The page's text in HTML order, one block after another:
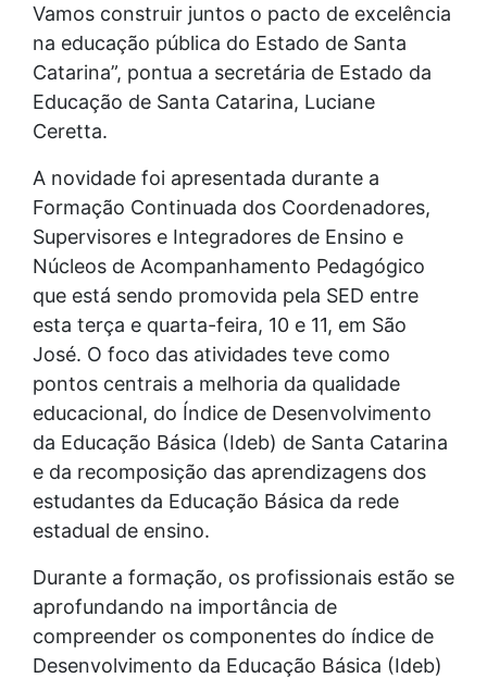
Vamos construir juntos o pacto de excelência
na educação pública do Estado de Santa
Catarina”, pontua a secretária de Estado da
Educação de Santa Catarina, Luciane
Ceretta.
A novidade foi apresentada durante a
Formação Continuada dos Coordenadores,
Supervisores e Integradores de Ensino e
Núcleos de Acompanhamento Pedagógico
que está sendo promovida pela SED entre
esta terça e quarta-feira, 10 e 11, em São
José. O foco das atividades teve como
pontos centrais a melhoria da qualidade
educacional, do Índice de Desenvolvimento
da Educação Básica (Ideb) de Santa Catarina
e da recomposição das aprendizagens dos
estudantes da Educação Básica da rede
estadual de ensino.
Durante a formação, os profissionais estão se
aprofundando na importância de
compreender os componentes do índice de
Desenvolvimento da Educação Básica (Ideb)